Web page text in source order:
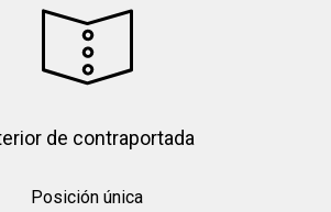
de contraportada
Posición única